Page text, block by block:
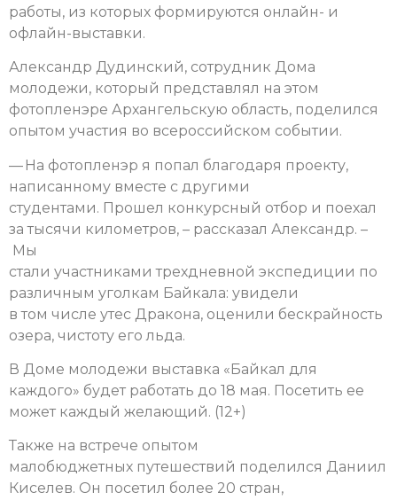
работы, из которых формируются онлайн- и
офлайн-выставки.
Александр Дудинский, сотрудник Дома
молодежи, который представлял на этом
фотопленэре Архангельскую область, поделился
опытом участия во всероссийском событии.
— На фотопленэр я попал благодаря проекту,
написанному вместе с другими
студентами. Прошел конкурсный отбор и поехал
за тысячи километров, – рассказал Александр. –
Мы
стали участниками трехдневной экспедиции по
различным уголкам Байкала: увидели
в том числе утес Дракона, оценили бескрайность
озера, чистоту его льда.
В Доме молодежи выставка «Байкал для
каждого» будет работать до 18 мая. Посетить ее
может каждый желающий. (12+)
Также на встрече опытом
малобюджетных путешествий поделился Даниил
Киселев. Он посетил более 20 стран,